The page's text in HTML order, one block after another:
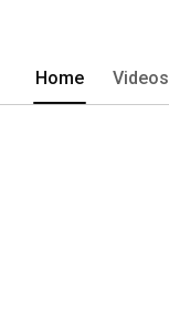
Home Videos